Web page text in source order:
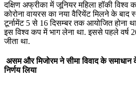
दक्षिण अफ्रीका में जूनियर महिला हॉकी
कोरोना वायरस का नया वैरियेंट मिलने के बाद
टूर्नामेंट 5 से 16 दिसम्‍बर तक आयोजित होना
इस विश्‍व कप में भाग लेना था. इससे पहले वर्ष
जीता था.
असम और मिजोरम ने सीमा विवाद के समाधान
निर्णय लिया